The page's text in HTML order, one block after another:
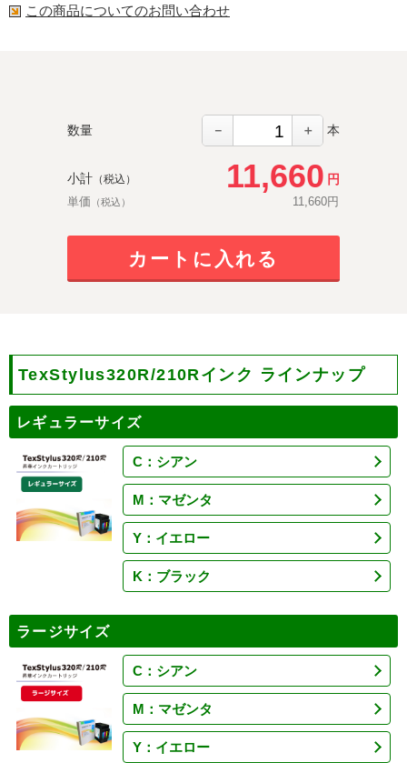
TexStylus320R/210Rインク ラインナップ
レギュラーサイズ
C：シアン
M：マゼンタ
Y：イエロー
K：ブラック
ラージサイズ
C：シアン
M：マゼンタ
Y：イエロー
この商品についてのお問い合わせ
数量 － ＋ 本
小計 （税込） 11,660 円
単価 （税込） 11,660円
カートに入れる